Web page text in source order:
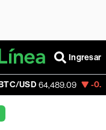
Ingresar
64,489.09 -0.46%